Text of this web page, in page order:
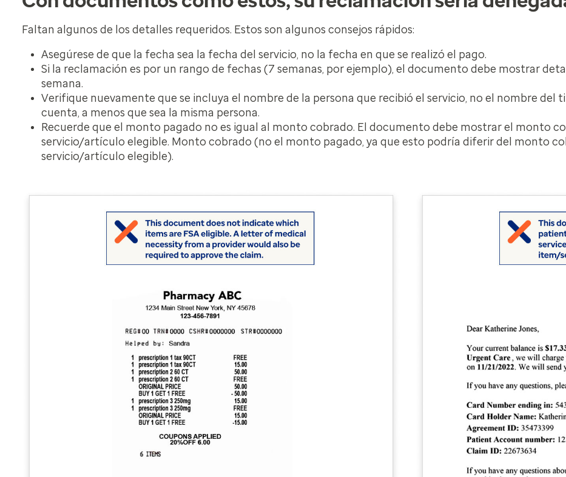
Faltan algunos de los detalles requeridos. Estos son algunos consejos rápidos:
Asegúrese de que la fecha sea la fecha del servicio, no la fecha en que se realizó el pago.
Si la reclamación es por un rango de fechas (7 semanas, por ejemplo), el documento debe mostrar
semana.
Verifique nuevamente que se incluya el nombre de la persona que recibió el servicio, no el nombre del
cuenta, a menos que sea la misma persona.
Recuerde que el monto pagado no es igual al monto cobrado. El documento debe mostrar el monto
servicio/artículo elegible. Monto cobrado (no el monto pagado, ya que esto podría diferir del monto
servicio/artículo elegible).